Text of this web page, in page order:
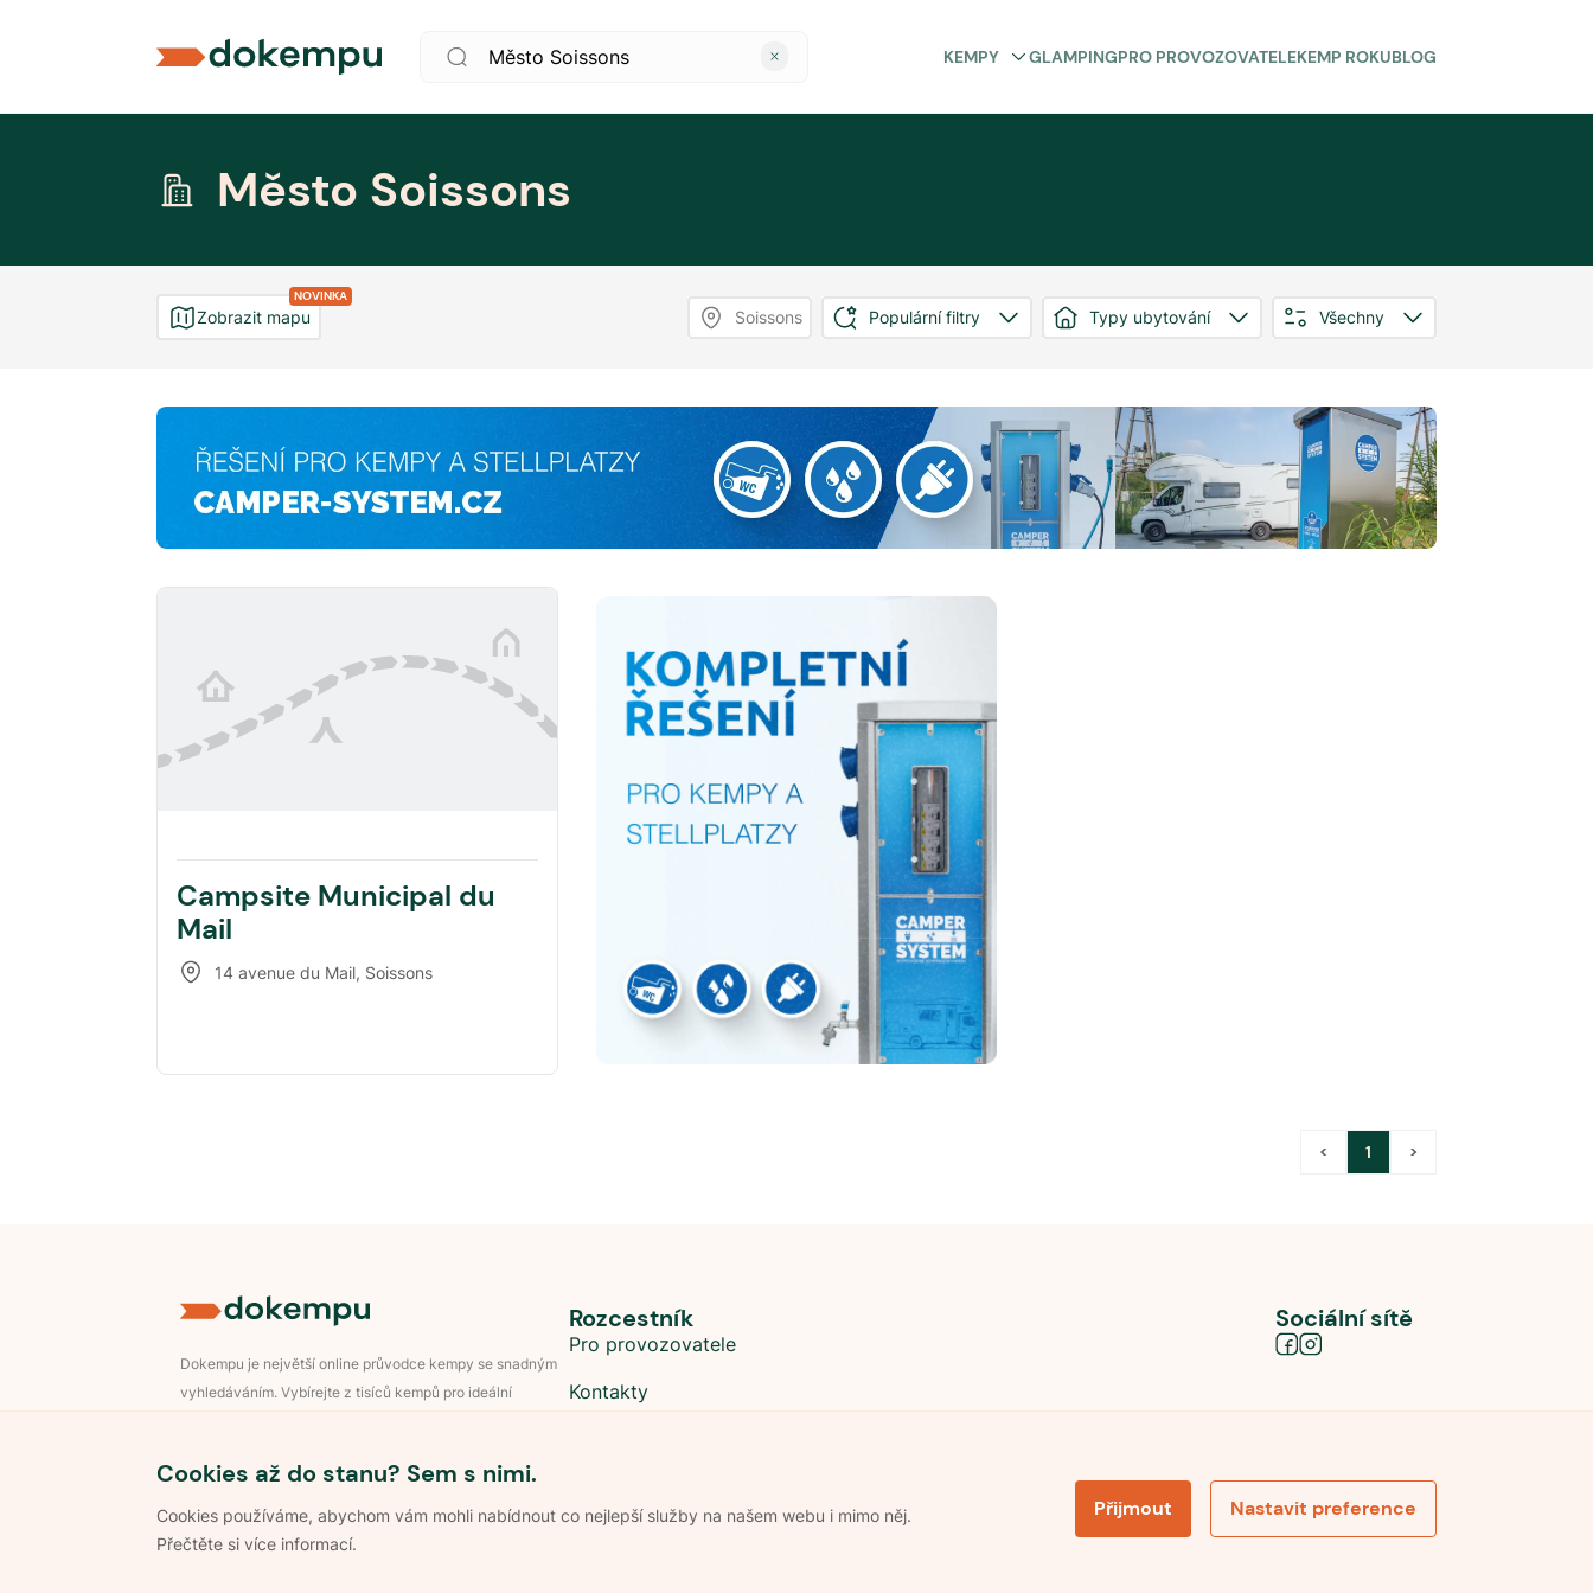
KEMPY GLAMPINGPRO PROVOZOVATELEKEMP ROKUBLOG
Město Soissons
NOVINKA
Zobrazit mapu Soissons Populární filtry Typy ubytování Všechny
Campsite Municipal du
Mail
14 avenue du Mail, Soissons
< 1 >
Cookies až do stanu? Sem s nimi.
Cookies používáme, abychom vám mohli nabídnout co nejlepší služby na našem webu i mimo něj.
Přečtěte si více informací.
Přijmout Nastavit preference
Dokempu je největší online průvodce kempy se snadným
vyhledáváním. Vybírejte z tisíců kempů pro ideální
Rozcestník
Pro provozovatele
Kontakty
Sociální sítě